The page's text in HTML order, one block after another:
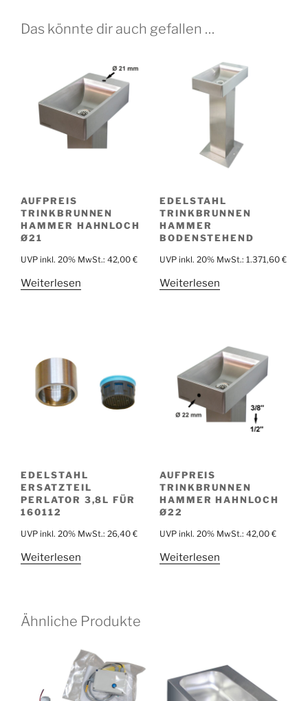
Das könnte dir auch gefallen …
AUFPREIS
TRINKBRUNNEN
HAMMER HAHNLOCH
Ø21
UVP inkl. 20% MwSt.: 42,00 €
Weiterlesen
EDELSTAHL
TRINKBRUNNEN
HAMMER
BODENSTEHEND
UVP inkl. 20% MwSt.: 1.371,60 €
Weiterlesen
EDELSTAHL
ERSATZTEIL
PERLATOR 3,8L FÜR
160112
UVP inkl. 20% MwSt.: 26,40 €
Weiterlesen
AUFPREIS
TRINKBRUNNEN
HAMMER HAHNLOCH
Ø22
UVP inkl. 20% MwSt.: 42,00 €
Weiterlesen
Ähnliche Produkte